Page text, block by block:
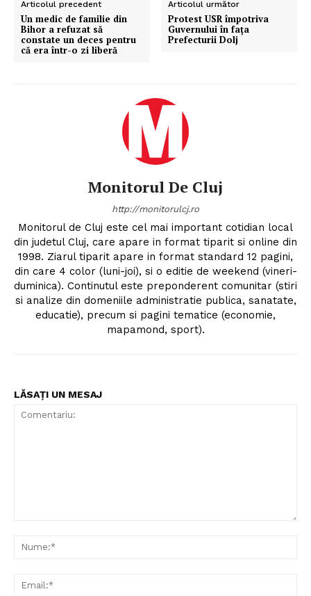
Articolul precedent
Un medic de familie din
Bihor a refuzat să
constate un deces pentru
că era într-o zi liberă
Articolul următor
Protest USR împotriva
Guvernului în fața
Prefecturii Dolj
Monitorul De Cluj
http://monitorulcj.ro
Monitorul de Cluj este cel mai important cotidian local
din judetul Cluj, care apare in format tiparit si online din
1998. Ziarul tiparit apare in format standard 12 pagini,
din care 4 color (luni-joi), si o editie de weekend (vineri-
duminica). Continutul este preponderent comunitar (stiri
si analize din domeniile administratie publica, sanatate,
educatie), precum si pagini tematice (economie,
mapamond, sport).
LĂSAȚI UN MESAJ